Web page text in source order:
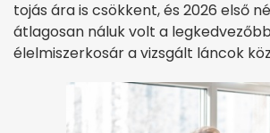
tojás ára is csökkent, és 2026 első
átlagosan náluk volt a
élelmiszerkosár a vizsgált láncok